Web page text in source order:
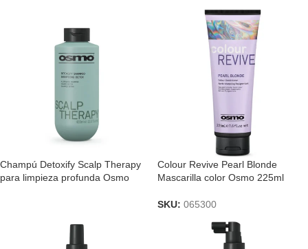
Champú Detoxify Scalp Therapy
para limpieza profunda Osmo
Colour Revive Pearl Blonde
Mascarilla color Osmo 225ml
SKU: 065300